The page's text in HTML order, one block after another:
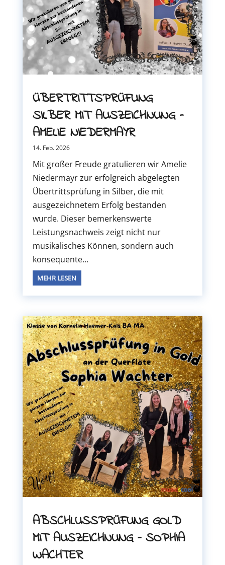
ÜBERTRITTSPRÜFUNG
SILBER MIT AUSZEICHNUNG –
AMELIE NIEDERMAYR
14. Feb. 2026
Mit großer Freude gratulieren wir Amelie
Niedermayr zur erfolgreich abgelegten
Übertrittsprüfung in Silber, die mit
ausgezeichnetem Erfolg bestanden
wurde. Dieser bemerkenswerte
Leistungsnachweis zeigt nicht nur
musikalisches Können, sondern auch
konsequente...
MEHR LESEN
ABSCHLUSSPRÜFUNG GOLD
MIT AUSZEICHNUNG – SOPHIA
WACHTER